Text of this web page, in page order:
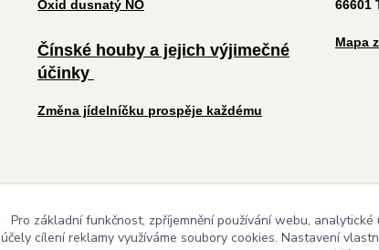
Oxid dusnatý NO
Čínské houby a jejich výjimečné
účinky
Změna jídelníčku prospěje každému
66601
Mapa
Upravit sběr
Pro základní funkčnost, zpříjemnění používání webu,
účely cílení reklamy využíváme soubory cookies. Nastavení